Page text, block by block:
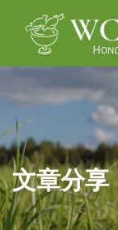
文章分享